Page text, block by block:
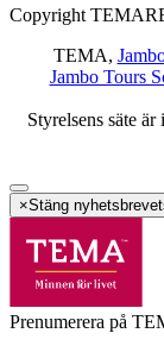
Copyright
TEMA,
Jambo Tours
Styrelsens säte
×Stäng
Prenumerera på